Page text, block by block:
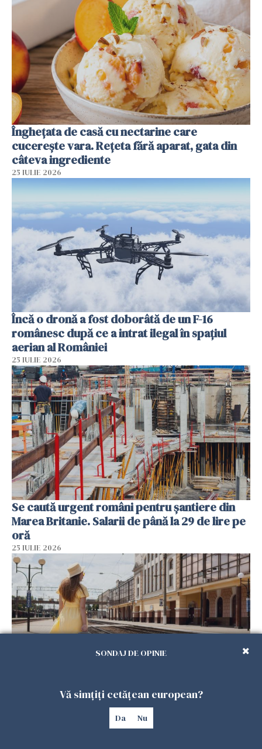
Înghețata de casă cu nectarine care
cucerește vara. Rețeta fără aparat, gata din
câteva ingrediente
25 IULIE 2026
Încă o dronă a fost doborâtă de un F-16
românesc după ce a intrat ilegal în spațiul
aerian al României
25 IULIE 2026
Se caută urgent români pentru șantiere din
Marea Britanie. Salarii de până la 29 de lire pe
oră
25 IULIE 2026
Haos pe calea ferată în Italia! Timp de
aproape patru zile, trenurile spre Roma și
Milano pot întârzia până la 3 ore
SONDAJ DE OPINIE
Vă simțiți cetățean european?
Da Nu